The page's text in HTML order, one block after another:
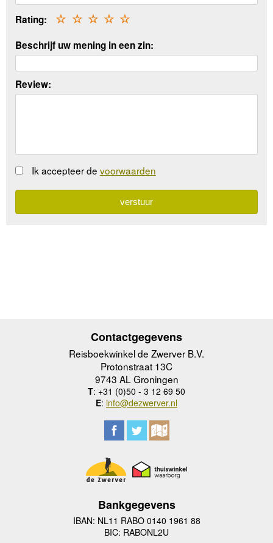
Rating: ☆
☆
☆
☆
☆
Beschrijf uw mening in een zin:
Review:
Ik accepteer de voorwaarden
Contactgegevens
Reisboekwinkel de Zwerver B.V.
Protonstraat 13C
9743 AL Groningen
T: +31 (0)50 - 3 12 69 50
E: info@dezwerver.nl
Bankgegevens
IBAN: NL11 RABO 0140 1961 88
BIC: RABONL2U